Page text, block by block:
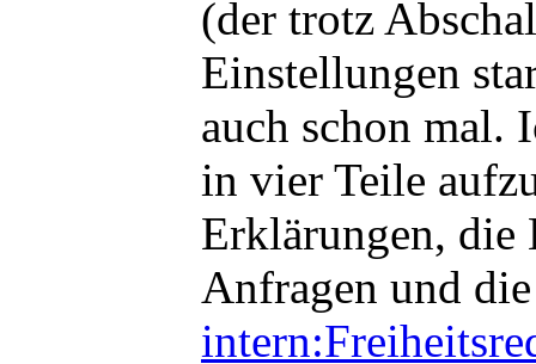
(der trotz
Einstellungen
auch schon mal.
in vier Teile
Erklärungen,
Anfragen und